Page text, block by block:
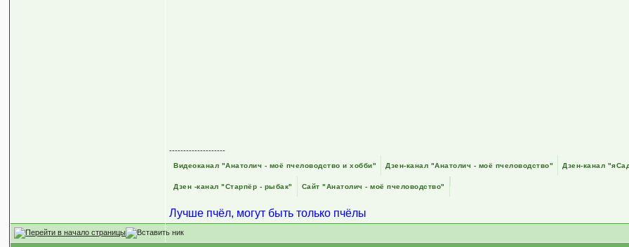
--------------------
Видеоканал "Анатолич - моё пчеловодство и хобби" Дзен-канал "Анатолич - моё пчеловодство" Дзен-канал
Дзен -канал "Старпёр - рыбак" Сайт "Анатолич - моё пчеловодство"
Лучше пчёл, могут быть только пчёлы